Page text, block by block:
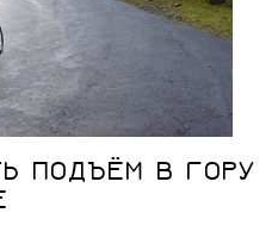
ПОДЪЁМ В ГОРУ